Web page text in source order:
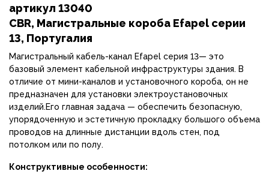
артикул 13040
CBR, Магистральные короба Efapel серии
13, Португалия
Магистральный кабель-канал Efapel серия 13— это
базовый элемент кабельной инфраструктуры здания. В
отличие от мини-каналов и установочного короба, он не
предназначен для установки электроустановочных
изделий.Его главная задача — обеспечить безопасную,
упорядоченную и эстетичную прокладку большого объема
проводов на длинные дистанции вдоль стен, под
потолком или по полу.
Конструктивные особенности: